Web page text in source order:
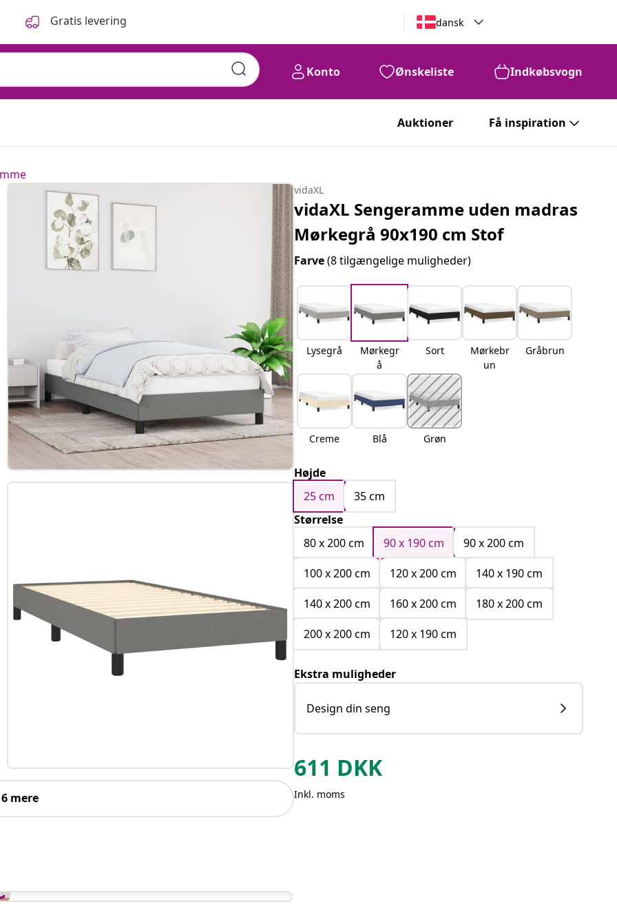
Gratis levering dansk
Konto Ønskeliste Indkøbsvogn
Auktioner Få inspiration
mere
vidaXL
vidaXL Sengeramme uden madras
Mørkegrå 90x190 cm Stof
Farve(8 tilgængelige muligheder)
Lysegrå
Mørkegr
å
Sort
Mørkebr
un
Gråbrun
Creme Blå Grøn
Højde
25 cm
35 cm
Størrelse
80 x 200 cm
90 x 190 cm
90 x 200 cm
100 x 200 cm
120 x 200 cm
140 x 190 cm
140 x 200 cm
160 x 200 cm
180 x 200 cm
200 x 200 cm
120 x 190 cm
Ekstra muligheder
Design din seng
611 DKK
Inkl. moms